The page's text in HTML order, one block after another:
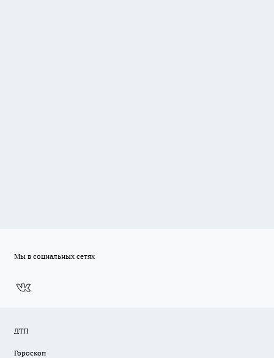
Мы в социальных сетях
ДТП
Гороскоп